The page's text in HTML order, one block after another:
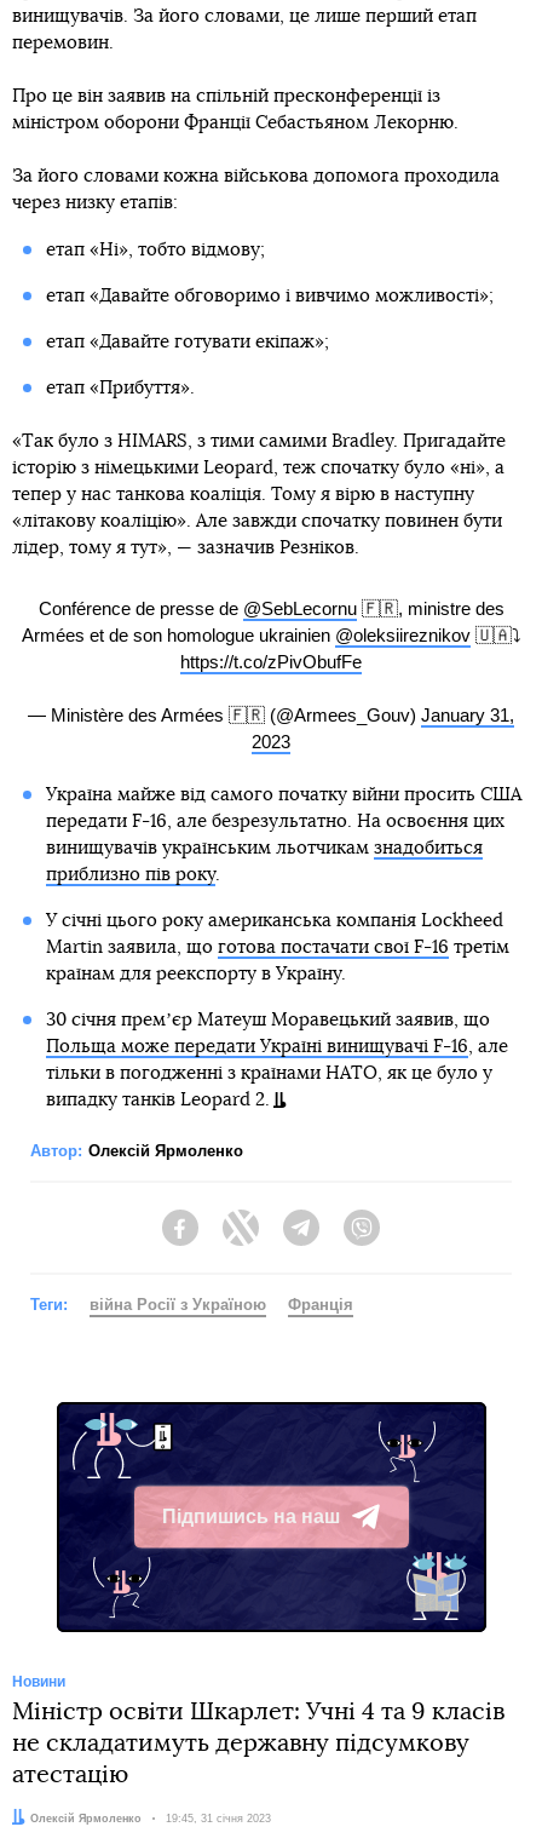
винищувачів. За його словами, це лише перший етап
перемовин.
Про це він заявив на спільній пресконференції із
міністром оборони Франції Себастьяном Лекорню.
За його словами кожна військова допомога проходила
через низку етапів:
етап «Ні», тобто відмову;
етап «Давайте обговоримо і вивчимо можливості»;
етап «Давайте готувати екіпаж»;
етап «Прибуття».
«Так було з HIMARS, з тими самими Bradley. Пригадайте
історію з німецькими Leopard, теж спочатку було «ні», а
тепер у нас танкова коаліція. Тому я вірю в наступну
«літакову коаліцію». Але завжди спочатку повинен бути
лідер, тому я тут», — зазначив Резніков.
Conférence de presse de @SebLecornu🇫🇷, ministre des
Armées et de son homologue ukrainien @oleksiireznikov🇺🇦⤵️
https://t.co/zPivObufFe
— Ministère des Armées 🇫🇷 (@Armees_Gouv) January 31,
2023
Україна майже від самого початку війни просить США
передати F-16, але безрезультатно. На освоєння цих
винищувачів українським льотчикам знадобиться
приблизно пів року.
У січні цього року американська компанія Lockheed
Martin заявила, що готова постачати свої F-16 третім
країнам для реекспорту в Україну.
30 січня премʼєр Матеуш Моравецький заявив, що
Польща може передати Україні винищувачі F-16, але
тільки в погодженні з країнами НАТО, як це було у
випадку танків Leopard 2.
Автор: Олексій Ярмоленко
FacebookTwitter Telegram
Теги: війна Росії з Україною Франція
Підпишись на наш
Telegram
Новини
Міністр освіти Шкарлет: Учні 4 та 9 класів
не складатимуть державну підсумкову
атестацію
Автор:
Олексій Ярмоленко Дата:
19:45, 31 січня 2023